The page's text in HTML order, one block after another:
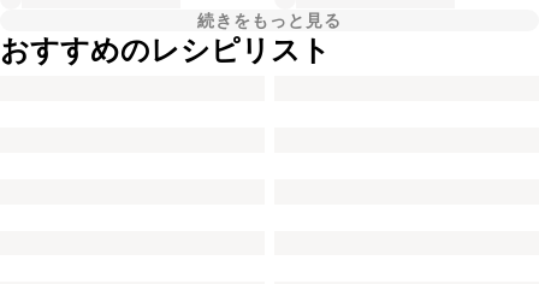
続きをもっと見る
おすすめのレシピリスト